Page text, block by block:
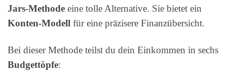
Jars-Methode eine tolle Alternative. Sie bietet ein
Konten-Modell für eine präzisere Finanzübersicht.
Bei dieser Methode teilst du dein Einkommen in sechs
Budgettöpfe: